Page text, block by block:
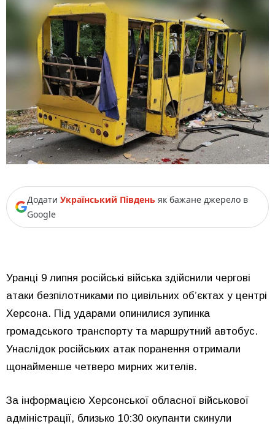
Додати Український Південь як бажане джерело в
Google
Уранці 9 липня російські війська здійснили чергові
атаки безпілотниками по цивільних об’єктах у центрі
Херсона. Під ударами опинилися зупинка
громадського транспорту та маршрутний автобус.
Унаслідок російських атак поранення отримали
щонайменше четверо мирних жителів.
За інформацією Херсонської обласної військової
адміністрації, близько 10:30 окупанти скинули